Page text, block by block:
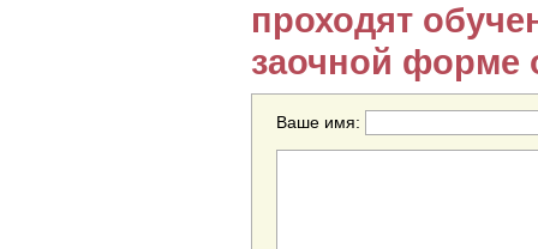
проходят
заочной форме
Ваше имя: